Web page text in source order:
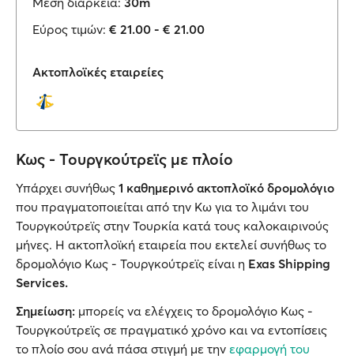
Εύρος τιμών: € 21.00 - € 21.00
Ακτοπλοϊκές εταιρείες
Κως - Τουργκούτρεϊς με πλοίο
Υπάρχει συνήθως 1 καθημερινό ακτοπλοϊκό δρομολόγιο
που πραγματοποιείται από την Κω για το λιμάνι του
Τουργκούτρεϊς στην Τουρκία κατά τους καλοκαιρινούς
μήνες. Η ακτοπλοϊκή εταιρεία που εκτελεί συνήθως το
δρομολόγιο Κως - Τουργκούτρεϊς είναι η Exas Shipping
Services.
Σημείωση: μπορείς να ελέγχεις το δρομολόγιο Κως -
Τουργκούτρεϊς σε πραγματικό χρόνο και να εντοπίσεις
το πλοίο σου ανά πάσα στιγμή με την εφαρμογή του